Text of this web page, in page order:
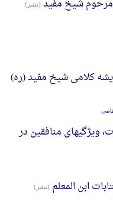
شیخ مفید (نشر)
کلامی شیخ مفید (ره)
ویژگیهای منافقین در
ابن المعلم (نشر)